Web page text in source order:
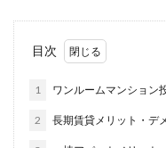
目次
1 ワンルームマンション
2 長期賃貸メリット・デ